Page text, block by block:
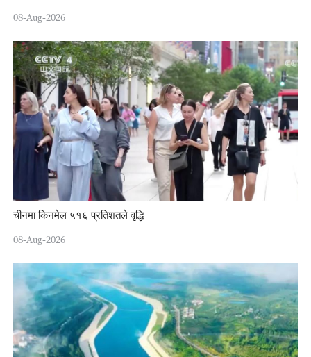
08-Aug-2026
चीनमा किनमेल ५१६ प्रतिशतले वृद्धि
08-Aug-2026